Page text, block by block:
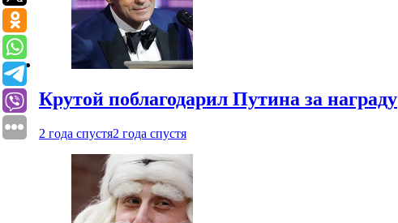
Крутой поблагодарил Путина за награду
2 года спустя2 года спустя